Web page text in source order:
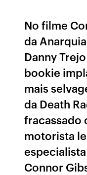
No filme
da
Danny
bookie
mais
da Death
fracassado
motorista
Connor